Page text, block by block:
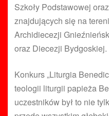
Szkoły Podstawowej
znajdujących się na
Archidiecezji
oraz Diecezji Bydgoskiej.
Konkurs „Liturgia
teologii liturgii papieża
uczestników był to nie